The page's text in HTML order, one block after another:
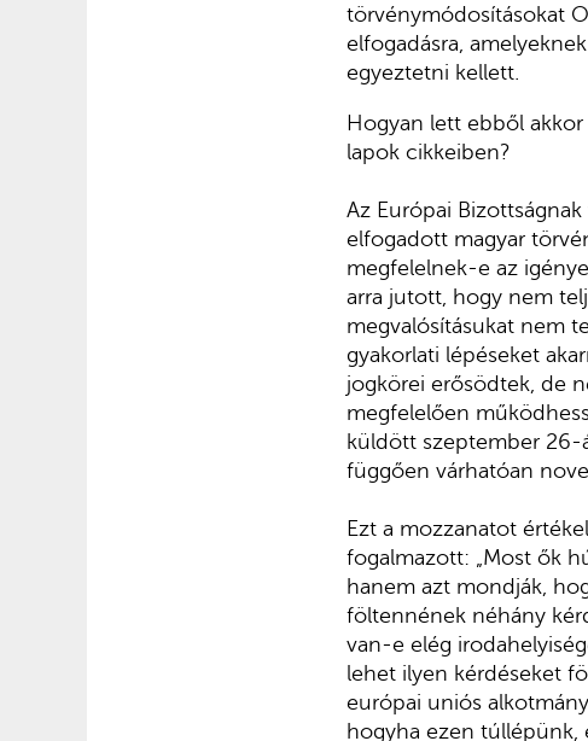
törvénymódosításokat
elfogadásra,
egyeztetni kellett.
Hogyan lett ebből akkor
lapok cikkeiben?
Az Európai
elfogadott magyar
megfelelnek-e az
arra jutott, hogy nem
megvalósításukat nem
gyakorlati lépéseket
jogkörei erősödtek, de
megfelelően
küldött szeptember 26-
függően várhatóan
Ezt a mozzanatot
fogalmazott: „Most ők
hanem azt mondják,
föltennének néhány
van-e elég
lehet ilyen kérdéseket
európai uniós
hogyha ezen túllépünk,